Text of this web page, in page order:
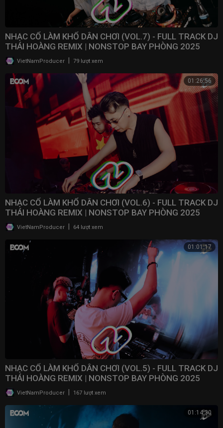
NHẠC CỔ LÀM KHỔ DÂN CHƠI (VOL.7) - FULL TRACK DJ
THÁI HOÀNG REMIX | NONSTOP BAY PHÒNG 2025
VietNamProducer 79 lượt xem
01:26:56
NHẠC CỔ LÀM KHỔ DÂN CHƠI (VOL.6) - FULL TRACK DJ
THÁI HOÀNG REMIX | NONSTOP BAY PHÒNG 2025
VietNamProducer | 64 lượt xem
01:01:17
NHẠC CỔ LÀM KHỔ DÂN CHƠI (VOL.5) - FULL TRACK DJ
THÁI HOÀNG REMIX | NONSTOP BAY PHÒNG 2025
VietNamProducer 167 lượt xem
01:14:30